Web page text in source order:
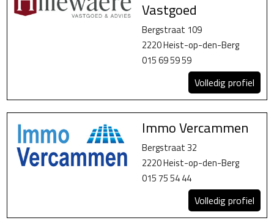
Vastgoed
Bergstraat 109
2220 Heist-op-den-Berg
015 69 59 59
Volledig profiel
Immo Vercammen
Bergstraat 32
2220 Heist-op-den-Berg
015 75 54 44
Volledig profiel